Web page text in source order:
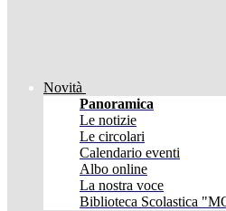
Novità
Panoramica
Le notizie
Le circolari
Calendario eventi
Albo online
La nostra voce
Biblioteca Scolastica